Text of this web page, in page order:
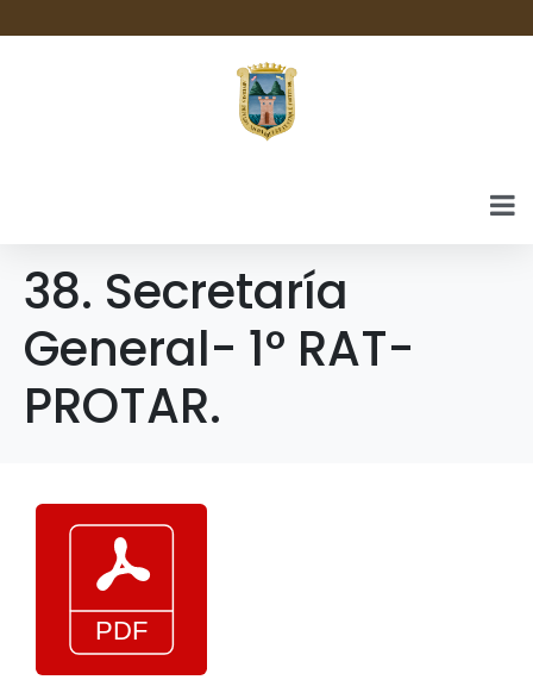
38. Secretaría
General- 1° RAT-
PROTAR.